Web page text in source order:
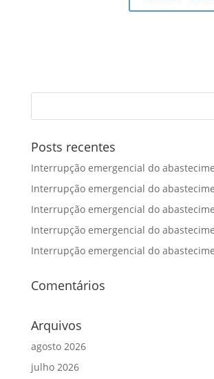
Posts recentes
Interrupção emergencial do
Interrupção emergencial do
Interrupção emergencial do
Interrupção emergencial do
Interrupção emergencial do
Comentários
Arquivos
agosto 2026
julho 2026